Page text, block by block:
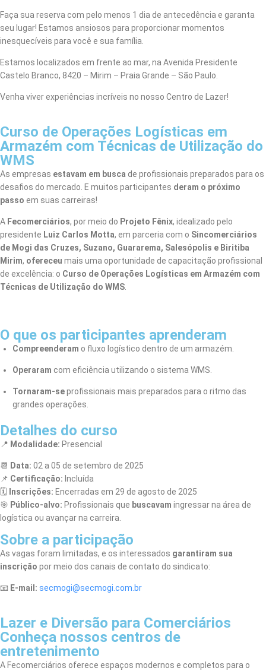
Faça sua reserva com pelo menos 1 dia de antecedência e garanta
seu lugar! Estamos ansiosos para proporcionar momentos
inesquecíveis para você e sua família.
Estamos localizados em frente ao mar, na Avenida Presidente
Castelo Branco, 8420 – Mirim – Praia Grande – São Paulo.
Venha viver experiências incríveis no nosso Centro de Lazer!
Curso de Operações Logísticas em
Armazém com Técnicas de Utilização do
WMS
As empresas estavam em busca de profissionais preparados para os
desafios do mercado. E muitos participantes deram o próximo
passo em suas carreiras!
A Fecomerciários, por meio do Projeto Fênix, idealizado pelo
presidente Luiz Carlos Motta, em parceria com o Sincomerciários
de Mogi das Cruzes, Suzano, Guararema, Salesópolis e Biritiba
Mirim, ofereceu mais uma oportunidade de capacitação profissional
de excelência: o Curso de Operações Logísticas em Armazém com
Técnicas de Utilização do WMS
O que os participantes aprenderam
Compreenderam o fluxo logístico dentro de um armazém.
Operaram com eficiência utilizando o sistema WMS.
Tornaram-seprofissionais mais preparados para o ritmo das
grandes operações.
Detalhes do curso
📍 Modalidade: Presencial
📆 Data: 02 a 05 de setembro de 2025
📌 Certificação: Incluída
🗓️
Inscrições: Encerradas em 29 de agosto de 2025
🎯 Público-alvo: Profissionais que buscavam ingressar na área de
logística ou avançar na carreira.
Sobre a participação
As vagas foram limitadas, e os interessados garantiram sua
inscrição por meio dos canais de contato do sindicato:
📧 E-mail: secmogi@secmogi.com.br
Lazer e Diversão para Comerciários
Conheça nossos centros de
entretenimento
A Fecomerciários oferece espaços modernos e completos para o